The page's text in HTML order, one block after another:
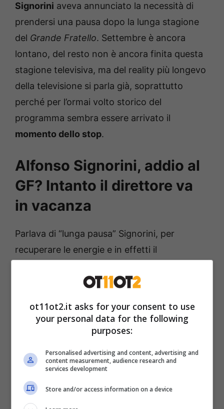
Signorini aveva annunciato la necessità di
prendersi una pausa dopo la lunga stagione
del Grande Fratello. Settembre è ancora
lontano, del resto non è ancora finita questa
stagione televisiva, ma del reality più longevo
della televisione si parla già, soprattutto
perché per l’ormai volto storico del
programma sembra essere arrivato il
momento dello stop.
Alfonso Signorini, addio al
GF? Intanto il direttore va
in vacanza
Parlava di “lunga pausa” Signorini, per
recuperare le energie e in effetti il
parte il completo e la cravatta per dare
ot11ot2.it asks for your consent to use
your personal data for the following
purposes:
Personalised advertising and content, advertising and
content measurement, audience research and
services development
Store and/or access information on a device